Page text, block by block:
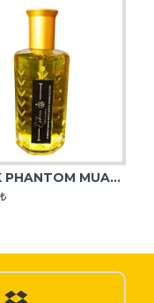
BLACK PHANTOM MUADİL ESANS